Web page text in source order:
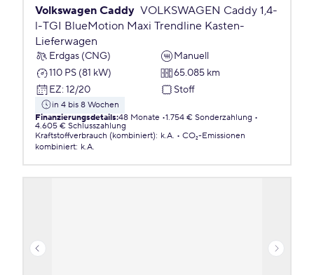
Volkswagen Caddy VOLKSWAGEN Caddy 1,4-
l-TGI BlueMotion Maxi Trendline Kasten-
Lieferwagen
Erdgas (CNG)
Manuell
110 PS (81 kW)
65.085 km
EZ: 12/20 Stoff
in 4 bis 8 Wochen
Finanzierungsdetails:48 Monate 1.754 € Sonderzahlung
4.605 € Schlusszahlung
Kraftstoffverbrauch (kombiniert): k.A.
CO₂-Emissionen
kombiniert: k.A.